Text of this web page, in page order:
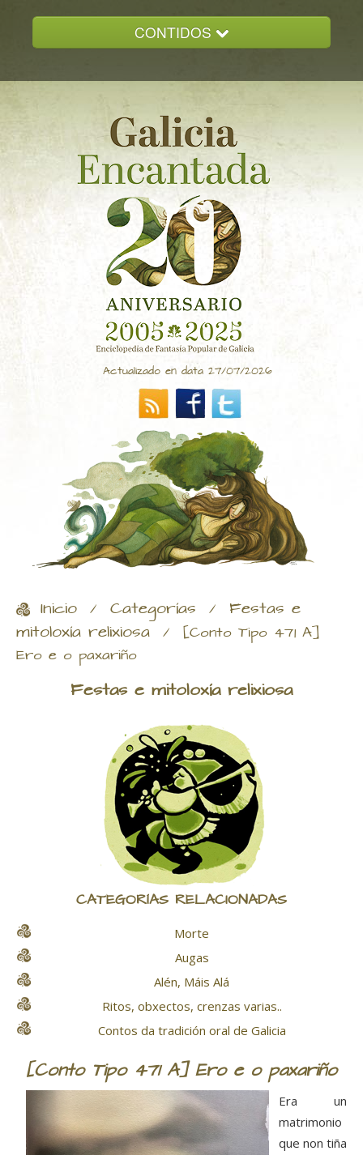
CONTIDOS
GALICIA ENCANTADA
DOCUMENTACION
NOVAS
CONTACTO
Actualizado en data 27/07/2026
Inicio / Categorías / Festas e
mitoloxía relixiosa / [Conto Tipo 471 A]
Ero e o paxariño
Festas e mitoloxía relixiosa
CATEGORÍAS RELACIONADAS
Morte
Augas
Alén, Máis Alá
Ritos, obxectos, crenzas varias..
Contos da tradición oral de Galicia
[Conto Tipo 471 A] Ero e o paxariño
Era un
matrimonio
que non tiña